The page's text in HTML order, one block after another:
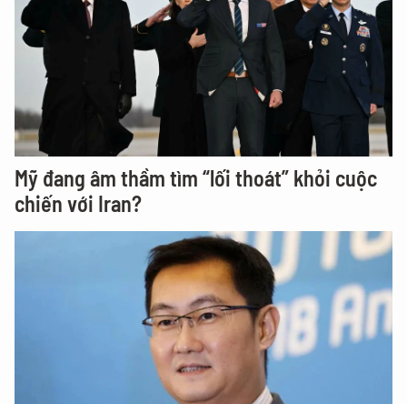
Mỹ đang âm thầm tìm “lối thoát” khỏi cuộc
chiến với Iran?